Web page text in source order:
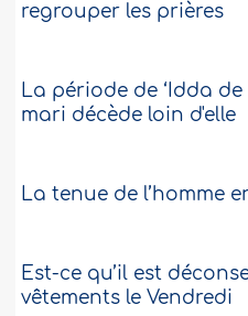
regrouper les prières
La période de ‘Idda
mari décède loin d'elle
La tenue de l’homme
Est-ce qu’il est
vêtements le Vendredi